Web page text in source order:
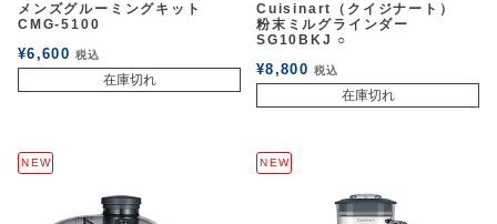
メンズグルーミングキット
CMG-5100
¥6,600 税込
在庫切れ
Cuisinart（クイジナート）
粉末ミルグラインダー
SG10BKJ ○
¥8,800 税込
在庫切れ
NEW NEW